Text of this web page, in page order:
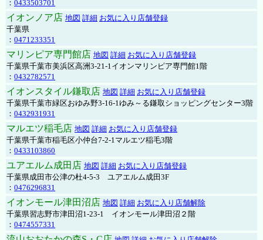
： 0433503701
イオンノア店 地図 詳細 お気に入り店舗登録
千葉県
： 0471233351
マリンピア専門館店 地図 詳細 お気に入り店舗登録
千葉県千葉市美浜区高洲3-21-1イオンマリンピア専門館1階
： 0432782571
イオンスタイル鎌取店 地図 詳細 お気に入り店舗登録
千葉県千葉市緑区おゆみ野3-16-1ゆみ～る鎌取ショッピングセンター3階
： 0432931931
マルエツ稲毛店 地図 詳細 お気に入り店舗登録
千葉県千葉市稲毛区小仲台7-2-1マルエツ稲毛3階
： 0433103860
ユアエルム成田店 地図 詳細 お気に入り店舗登録
千葉県成田市公津の杜4-5-3 ユアエルム成田3F
： 0476296831
イオンモール津田沼店 地図 詳細 お気に入り店舗解除
千葉県習志野市津田沼1-23-1 イオンモール津田沼２階
： 0474557331